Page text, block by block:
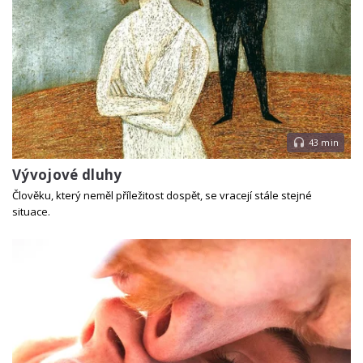
43 min
Vývojové dluhy
Člověku, který neměl příležitost dospět, se vracejí stále stejné
situace.